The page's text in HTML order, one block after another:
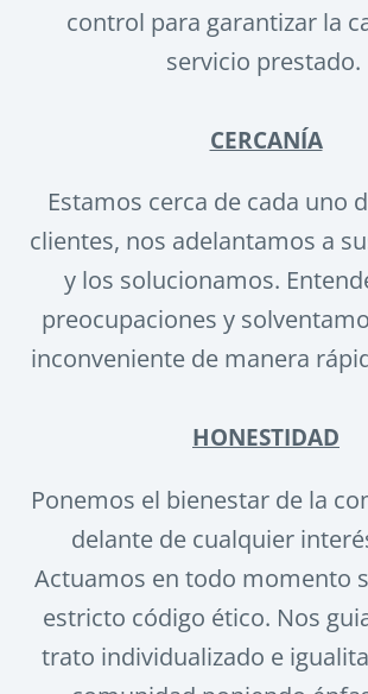
control para garantizar la
servicio prestado.
CERCANÍA
Estamos cerca de cada uno
clientes, nos adelantamos a
y los solucionamos.
preocupaciones y
inconveniente de manera
HONESTIDAD
Ponemos el bienestar de la
delante de cualquier
Actuamos en todo momento
estricto código ético. Nos
trato individualizado e